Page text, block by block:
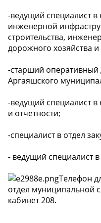
-ведущий специалист в
инженерной
строительства,
дорожного хозяйства и
-старший
Аргаяшского
-ведущий специалист в
и отчетности;
-специалист в отдел
- ведущий специалист
Телефон
отдел муниципальной
кабинет 208.